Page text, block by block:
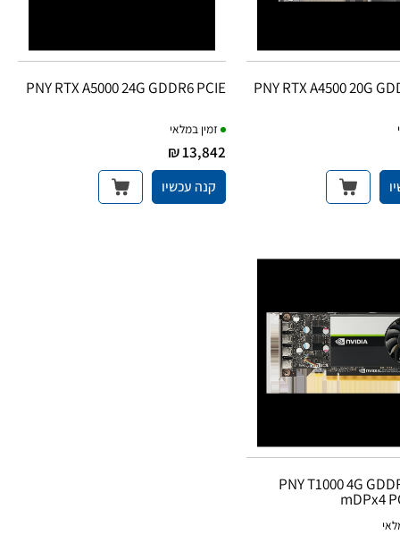
PNY RTX A4500 20G
PNY RTX A5000 24G GDDR6 PCIE
זמין במלאי
13,842 ₪
קנה עכשיו
PNY T1000 4G
mDPx4